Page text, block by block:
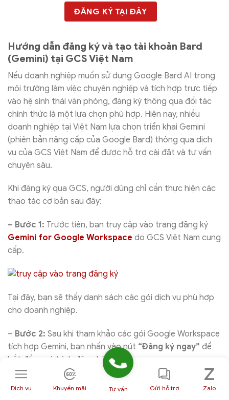
ĐĂNG KÝ TẠI ĐÂY
Hướng dẫn đăng ký và tạo tài khoản Bard
(Gemini) tại GCS Việt Nam
Nếu doanh nghiệp muốn sử dụng Google Bard AI trong
môi trường làm việc chuyên nghiệp và tích hợp trực tiếp
vào hệ sinh thái văn phòng, đăng ký thông qua đối tác
chính thức là một lựa chọn phù hợp. Hiện nay, nhiều
doanh nghiệp tại Việt Nam lựa chọn triển khai Gemini
(phiên bản nâng cấp của Google Bard) thông qua dịch
vụ của GCS Việt Nam để được hỗ trợ cài đặt và tư vấn
chuyên sâu.
Khi đăng ký qua GCS, người dùng chỉ cần thực hiện các
thao tác cơ bản sau đây:
– Bước 1: Trước tiên, bạn truy cập vào trang đăng ký
Gemini for Google Workspace do GCS Việt Nam cung
cấp.
Tại đây, bạn sẽ thấy danh sách các gói dịch vụ phù hợp
cho doanh nghiệp.
– Bước 2: Sau khi tham khảo các gói Google Workspace
tích hợp Gemini, bạn nhấn vào nút “Đăng ký ngay” để
bắt đầu quá trình đăng ký dịch vụ.
Dịch vụ Khuyến mãi Tư vấn Gửi hỗ trợ Zalo